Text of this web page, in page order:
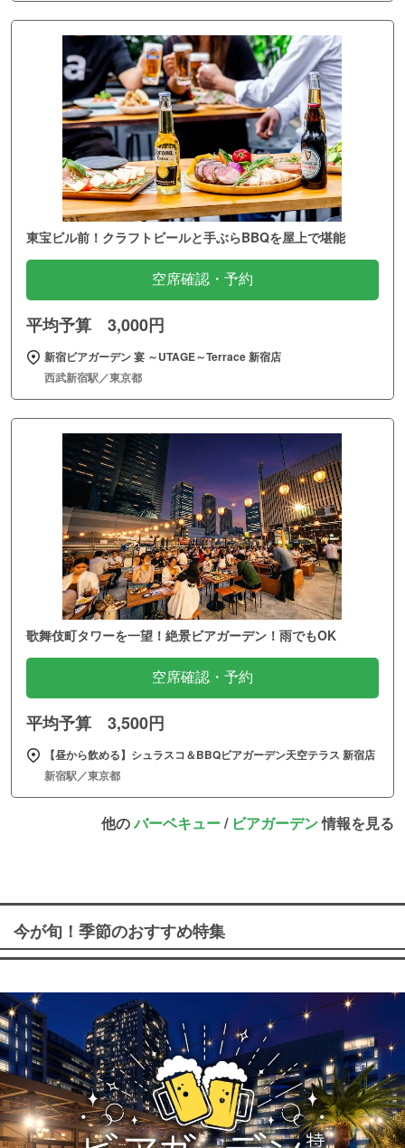
東宝ビル前！クラフトビールと手ぶらBBQを屋上で堪能
空席確認・予約
平均予算 3,000円
新宿ビアガーデン 宴 ～UTAGE～Terrace 新宿店
西武新宿駅／東京都
歌舞伎町タワーを一望！絶景ビアガーデン！雨でもOK
空席確認・予約
平均予算 3,500円
【昼から飲める】シュラスコ＆BBQビアガーデン天空テラス 新宿店
新宿駅／東京都
他のバーベキュー/ ビアガーデン情報を見る
今が旬！季節のおすすめ特集